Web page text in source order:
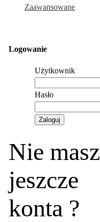
Zaawansowane
Logowanie
Użytkownik
Hasło
Nie masz
jeszcze
konta ?